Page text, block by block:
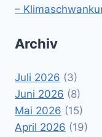
–
Archiv
Juli 2026 (3)
Juni 2026 (8)
Mai 2026 (15)
April 2026 (19)